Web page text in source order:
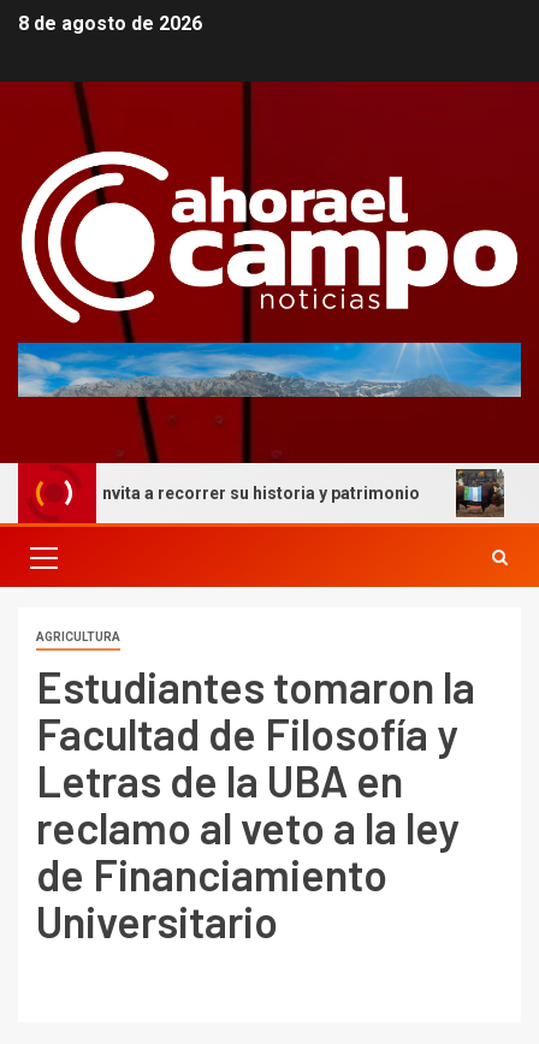
8 de agosto de 2026
invita a recorrer su historia y patrimonio La
AGRICULTURA
Estudiantes tomaron la
Facultad de Filosofía y
Letras de la UBA en
reclamo al veto a la ley
de Financiamiento
Universitario